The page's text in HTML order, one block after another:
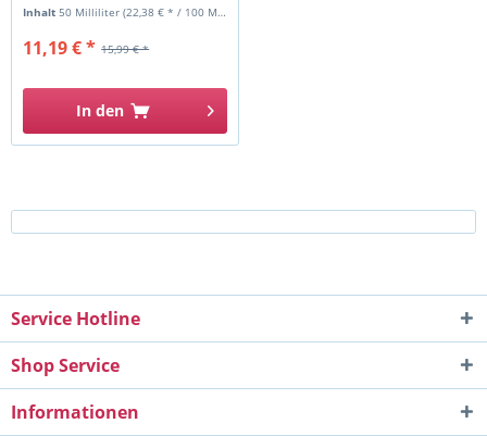
Inhalt50 Milliliter(22,38 € * / 100 Milliliter)
15,99 € *
11,19 € *
In den
Service Hotline
Shop Service
Informationen